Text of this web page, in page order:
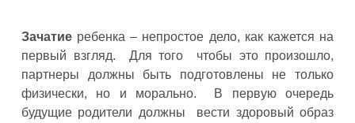
Зачатие ребенка – непростое дело, как кажется на
первый взгляд. Для того чтобы это произошло,
партнеры должны быть подготовлены не только
физически, но и морально. В первую очередь
будущие родители должны вести здоровый образ